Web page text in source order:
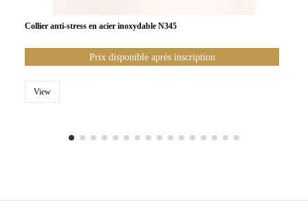
Collier anti-stress en acier inoxydable N345
Prix disponible après inscription
View